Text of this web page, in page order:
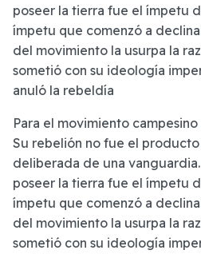
poseer la tierra fue el ímpetu
ímpetu que comenzó a
del movimiento la usurpa la
sometió con su ideología
anuló la rebeldía
Para el movimiento
Su rebelión no fue el
deliberada de una
poseer la tierra fue el ímpetu
ímpetu que comenzó a
del movimiento la usurpa la
sometió con su ideología